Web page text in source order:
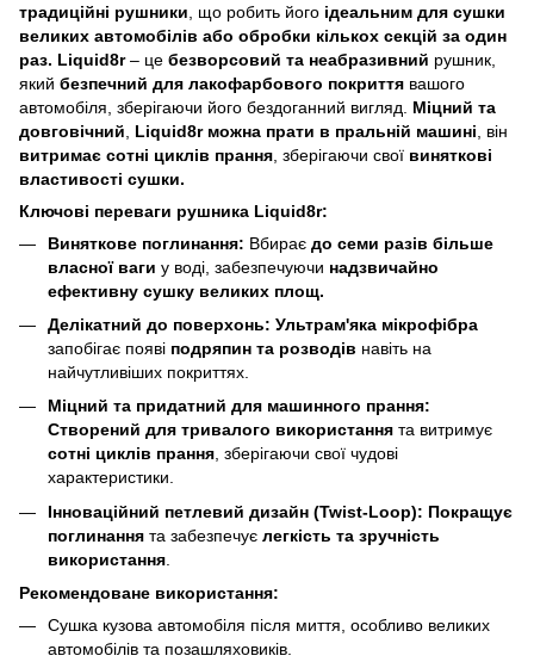
традиційні рушники , що робить його ідеальним для сушки
великих автомобілів або обробки кількох секцій за один
раз. Liquid8r– це безворсовий та неабразивний рушник,
який безпечний для лакофарбового покриття вашого
автомобіля, зберігаючи його бездоганний вигляд. Міцний та
довговічний
Liquid8r можна прати в пральній машині , він
витримає сотні циклів прання , зберігаючи свої виняткові
властивості сушки.
Ключові переваги рушника Liquid8r:
Виняткове поглинання: Вбирає до семи разів більше
власної ваги у воді, забезпечуючи надзвичайно
ефективну сушку великих площ.
Делікатний до поверхонь: Ультрам'яка мікрофібра
запобігає появі подряпин та розводів навіть на
найчутливіших покриттях.
Міцний та придатний для машинного прання:
Створений для тривалого використання та витримує
сотні циклів прання, зберігаючи свої чудові
характеристики.
Інноваційний петлевий дизайн (Twist-Loop): Покращує
поглинання та забезпечує легкість та зручність
використання
Рекомендоване використання:
Сушка кузова автомобіля після миття, особливо великих
автомобілів та позашляховиків.